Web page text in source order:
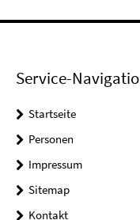
Service-
Startseite
Personen
Impressum
Sitemap
Kontakt